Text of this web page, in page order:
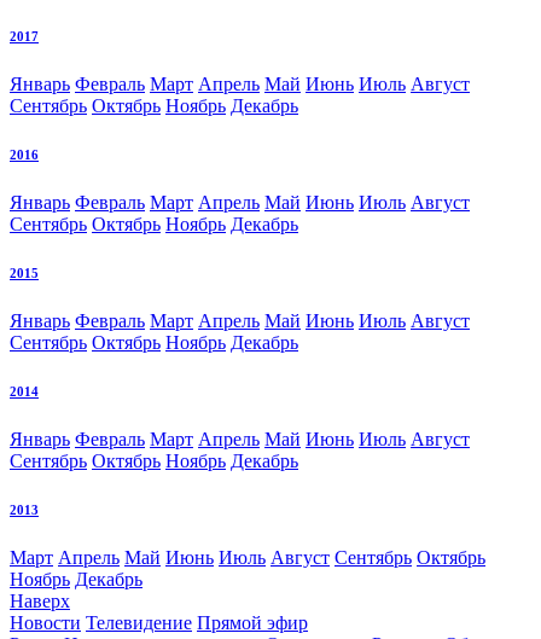
2017
Январь Февраль Март Апрель Май Июнь Июль Август
Сентябрь Октябрь Ноябрь Декабрь
2016
Январь Февраль Март Апрель Май Июнь Июль Август
Сентябрь Октябрь Ноябрь Декабрь
2015
Январь Февраль Март Апрель Май Июнь Июль Август
Сентябрь Октябрь Ноябрь Декабрь
2014
Январь Февраль Март Апрель Май Июнь Июль Август
Сентябрь Октябрь Ноябрь Декабрь
2013
Март Апрель Май Июнь Июль Август Сентябрь Октябрь
Ноябрь Декабрь
Наверх
Новости Телевидение Прямой эфир